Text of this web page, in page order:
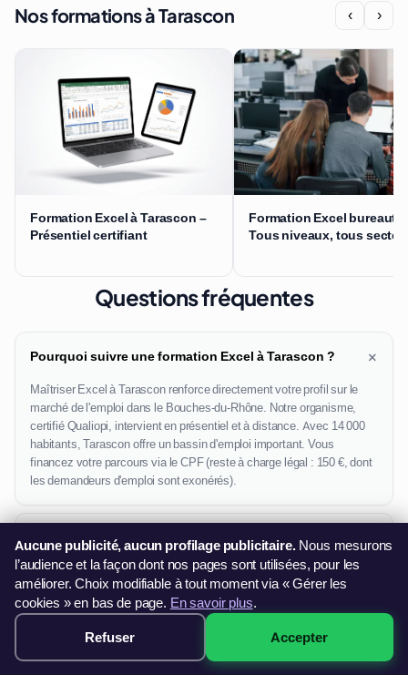
Nos formations à Tarascon ‹ ›
Formation Excel à Tarascon –
Présentiel certifiant
Formation Excel
Tous niveaux, tous
Questions fréquentes
Pourquoi suivre une formation Excel à Tarascon ? +
Maîtriser Excel à Tarascon renforce directement votre profil sur le
marché de l'emploi dans le Bouches-du-Rhône. Notre organisme,
certifié Qualiopi, intervient en présentiel et à distance. Avec 14 000
habitants, Tarascon offre un bassin d'emploi important. Vous
financez votre parcours via le CPF (reste à charge légal : 150 €, dont
les demandeurs d'emploi sont exonérés).
Quels formats de formation Excel sont disponibles à
Tarascon ?
+
La formation Excel à Tarascon est-elle éligible au
299€ · Voir les sessions →
Aucune publicité, aucun profilage publicitaire.Nous mesurons
l’audience et la façon dont nos pages sont utilisées, pour les
améliorer. Choix modifiable à tout moment via « Gérer les
cookies » en bas de page. En savoir plus.
Refuser Accepter